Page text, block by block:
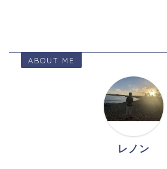
ABOUT ME
レノン